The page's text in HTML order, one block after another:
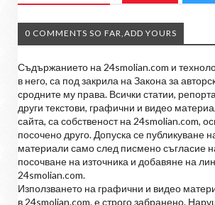
0 COMMENTS SO FAR,ADD YOURS
Съдържанието на 24smolian.com и
в него, са под закрила на Закона за
сродните му права. Всички статии,
други текстови, графични и видео
сайта, са собственост на 24smolian.com,
посочено друго. Допуска се публикуване
материали само след писмено съгласие
посочване на източника и добавяне на
24smolian.com.
Използването на графични и видео
в 24smolian.com. е строго забранено.